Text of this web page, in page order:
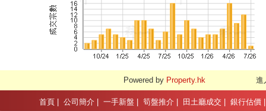
Powered by Property.hk 進
首頁| 公司簡介| 一手新盤| 筍盤推介| 田土廳成交 銀行估價